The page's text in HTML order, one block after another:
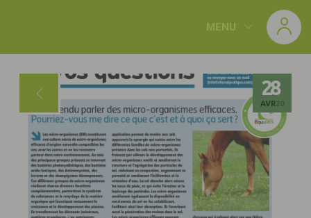
MENU
28
AVR20